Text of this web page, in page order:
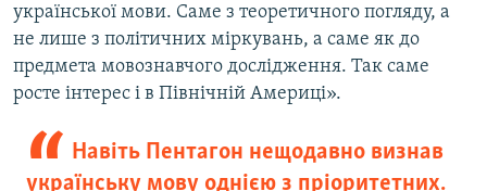
української мови. Саме з теоретичного погляду, а
не лише з політичних міркувань, а саме як до
предмета мовознавчого дослідження. Так саме
росте інтерес і в Північній Америці».
Навіть Пентагон нещодавно визнав
українську мову однією з пріоритетних.